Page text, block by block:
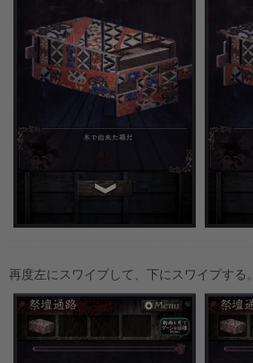
再度左にスワイプして、下にスワイプする。